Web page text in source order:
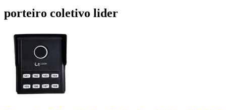
porteiro coletivo lider